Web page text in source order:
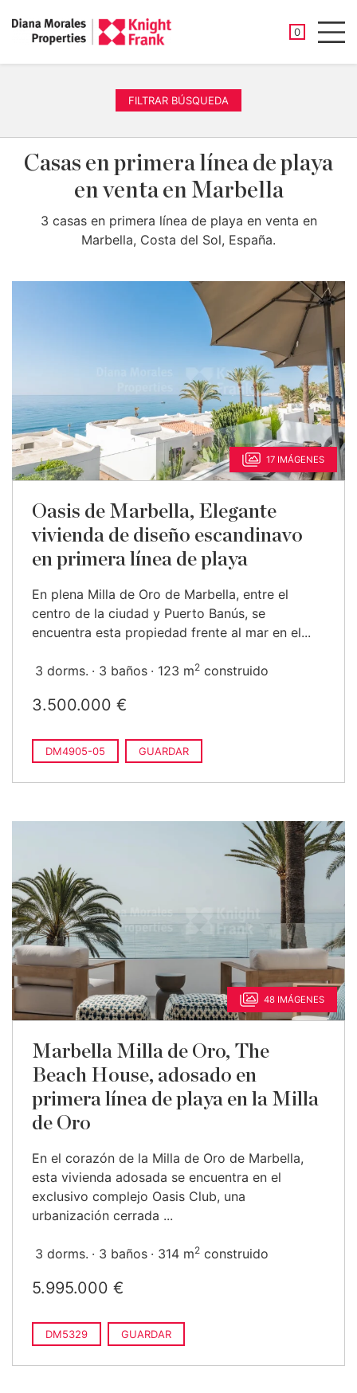
0
FILTRAR BÚSQUEDA
Casas en primera línea de playa
en venta en Marbella
3 casas en primera línea de playa en venta en
Marbella, Costa del Sol, España.
17 IMÁGENES
Oasis de Marbella, Elegante
vivienda de diseño escandinavo
en primera línea de playa
En plena Milla de Oro de Marbella, entre el
centro de la ciudad y Puerto Banús, se
encuentra esta propiedad frente al mar en el...
3 dorms. 3 baños 123 m2 construido
3.500.000 €
DM4905-05 GUARDAR
48 IMÁGENES
Marbella Milla de Oro, The
Beach House, adosado en
primera línea de playa en la Milla
de Oro
En el corazón de la Milla de Oro de Marbella,
esta vivienda adosada se encuentra en el
exclusivo complejo Oasis Club, una
urbanización cerrada ...
3 dorms. 3 baños 314 m2 construido
5.995.000 €
DM5329 GUARDAR